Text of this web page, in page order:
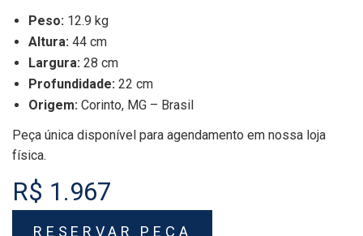
Peso: 12.9 kg
Altura: 44 cm
Largura: 28 cm
Profundidade: 22 cm
Origem: Corinto, MG – Brasil
Peça única disponível para agendamento em nossa loja
física.
R$ 1.967
RESERVAR PEÇA